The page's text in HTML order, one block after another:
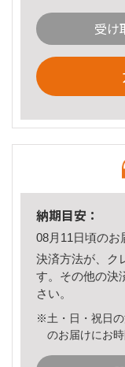
受け
納期目安：
08月11日頃のお
決済方法が、ク
す。その他の決
さい。
※土・日・祝日
のお届けにお